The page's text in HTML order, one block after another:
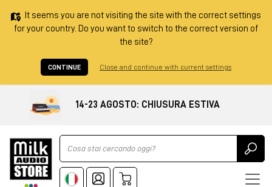
It seems you are not visiting the site with the correct settings
for your country. Do you want to switch to the correct version of
the site?
CONTINUE Close and continue with current settings
14-23 AGOSTO: CHIUSURA ESTIVA
Ricerca